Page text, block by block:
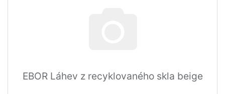
EBOR Láhev z recyklovaného skla beige